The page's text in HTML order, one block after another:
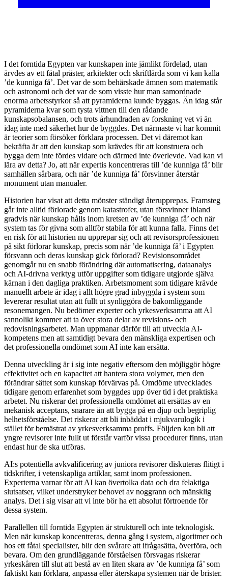
I det forntida Egypten var kunskapen inte jämlikt fördelad, utan
ärvdes av ett fåtal präster, arkitekter och skriftlärda som vi kan kalla
’de kunniga få’. Det var de som behärskade ämnen som matematik
och astronomi och det var de som visste hur man samordnade
enorma arbetsstyrkor så att pyramiderna kunde byggas. Än idag står
pyramiderna kvar som tysta vittnen till den rådande
kunskapsobalansen, och trots århundraden av forskning vet vi än
idag inte med säkerhet hur de byggdes. Det närmaste vi har kommit
är teorier som försöker förklara processen. Det vi däremot kan
bekräfta är att den kunskap som krävdes för att konstruera och
bygga dem inte fördes vidare och därmed inte överlevde. Vad kan vi
lära av detta? Jo, att när expertis koncentreras till ’de kunniga få’ blir
samhällen sårbara, och när ’de kunniga få’ försvinner återstår
monument utan manualer.
Historien har visat att detta mönster ständigt återupprepas. Framsteg
går inte alltid förlorade genom katastrofer, utan försvinner ibland
gradvis när kunskap hålls inom kretsen av ’de kunniga få’ och när
system tas för givna som alltför stabila för att kunna falla. Finns det
en risk för att historien nu upprepar sig och att revisorsprofessionen
på sikt förlorar kunskap, precis som när ’de kunniga få’ i Egypten
försvann och deras kunskap gick förlorad? Revisionsområdet
genomgår nu en snabb förändring där automatisering, dataanalys
och AI-drivna verktyg utför uppgifter som tidigare utgjorde själva
kärnan i den dagliga praktiken. Arbetsmoment som tidigare krävde
manuellt arbete är idag i allt högre grad inbyggda i system som
levererar resultat utan att fullt ut synliggöra de bakomliggande
resonemangen. Nu bedömer experter och yrkesverksamma att AI
sannolikt kommer att ta över stora delar av revisions- och
redovisningsarbetet. Man uppmanar därför till att utveckla AI-
kompetens men att samtidigt bevara den mänskliga expertisen och
det professionella omdömet som AI inte kan ersätta.
Denna utveckling är i sig inte negativ eftersom den möjliggör högre
effektivitet och en kapacitet att hantera stora volymer, men den
förändrar sättet som kunskap förvärvas på. Omdöme utvecklades
tidigare genom erfarenhet som byggdes upp över tid i det praktiska
arbetet. Nu riskerar det professionella omdömet att ersättas av en
mekanisk acceptans, snarare än att bygga på en djup och begriplig
helhetsförståelse. Det riskerar att bli inbäddat i mjukvarulogik i
stället för bemästrat av yrkesverksamma proffs. Följden kan bli att
yngre revisorer inte fullt ut förstår varför vissa procedurer finns, utan
endast hur de ska utföras.
AI:s potentiella avkvalificering av juniora revisorer diskuteras flitigt i
tidskrifter, i vetenskapliga artiklar, samt inom professionen.
Experterna varnar för att AI kan övertolka data och dra felaktiga
slutsatser, vilket understryker behovet av noggrann och mänsklig
analys. Det i sig visar att vi inte bör ha ett absolut förtroende för
dessa system.
Parallellen till forntida Egypten är strukturell och inte teknologisk.
Men när kunskap koncentreras, denna gång i system, algoritmer och
hos ett fåtal specialister, blir den svårare att ifrågasätta, överföra, och
bevara. Om den grundläggande förståelsen försvagas riskerar
yrkeskåren till slut att bestå av en liten skara av ’de kunniga få’ som
faktiskt kan förklara, anpassa eller återskapa systemen när de brister.